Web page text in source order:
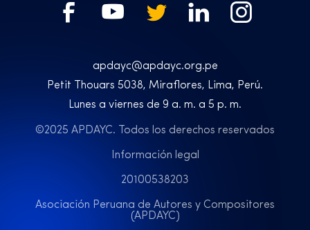
apdayc@apdayc.org.pe
Petit Thouars 5038, Miraflores, Lima, Perú.
Lunes a viernes de 9 a. m. a 5 p. m.
©2025 APDAYC. Todos los derechos reservados
Información legal
20100538203
Asociación Peruana de Autores y Compositores
(APDAYC)